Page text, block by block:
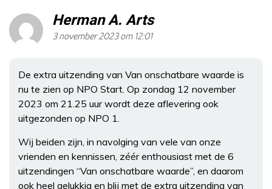
Herman A. Arts
3 november 2023 om 12:01
De extra uitzending van Van onschatbare waarde is
nu te zien op NPO Start. Op zondag 12 november
2023 om 21.25 uur wordt deze aflevering ook
uitgezonden op NPO 1.
Wij beiden zijn, in navolging van vele van onze
vrienden en kennissen, zéér enthousiast met de 6
uitzendingen “Van onschatbare waarde”, en daarom
ook heel gelukkig en blij met de extra uitzending van